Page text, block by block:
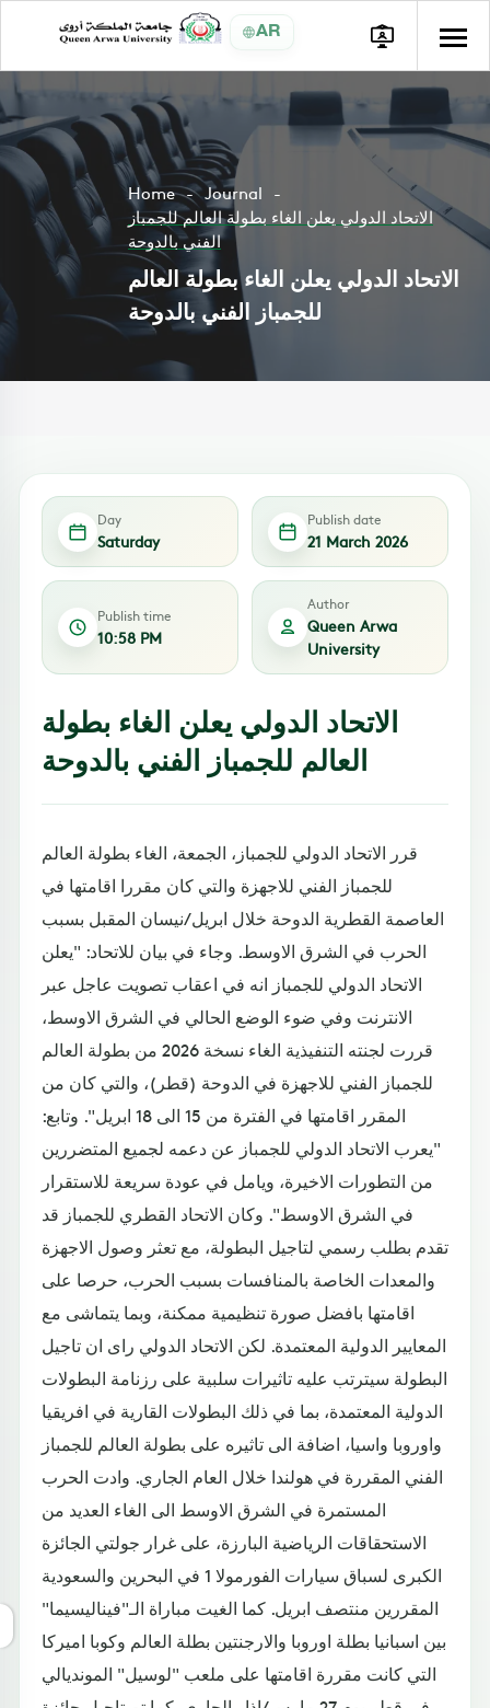
AR
Home
Journal
الاتحاد الدولي يعلن الغاء بطولة العالم للجمباز
الفني بالدوحة
الاتحاد الدولي يعلن الغاء بطولة العالم
للجمباز الفني بالدوحة
Day
Saturday
Publish date
21 March 2026
Publish time
10:58 PM
Author
Queen Arwa
University
الاتحاد الدولي يعلن الغاء بطولة
العالم للجمباز الفني بالدوحة
قرر الاتحاد الدولي للجمباز، الجمعة، الغاء بطولة العالم
للجمباز الفني للاجهزة والتي كان مقررا اقامتها في
العاصمة القطرية الدوحة خلال ابريل/نيسان المقبل بسبب
الحرب في الشرق الاوسط. وجاء في بيان للاتحاد: "يعلن
الاتحاد الدولي للجمباز انه في اعقاب تصويت عاجل عبر
الانترنت وفي ضوء الوضع الحالي في الشرق الاوسط،
قررت لجنته التنفيذية الغاء نسخة 2026 من بطولة العالم
للجمباز الفني للاجهزة في الدوحة (قطر)، والتي كان من
المقرر اقامتها في الفترة من 15 الى 18 ابريل". وتابع:
"يعرب الاتحاد الدولي للجمباز عن دعمه لجميع المتضررين
من التطورات الاخيرة، ويامل في عودة سريعة للاستقرار
في الشرق الاوسط". وكان الاتحاد القطري للجمباز قد
تقدم بطلب رسمي لتاجيل البطولة، مع تعثر وصول الاجهزة
والمعدات الخاصة بالمنافسات بسبب الحرب، حرصا على
اقامتها بافضل صورة تنظيمية ممكنة، وبما يتماشى مع
المعايير الدولية المعتمدة. لكن الاتحاد الدولي راى ان تاجيل
البطولة سيترتب عليه تاثيرات سلبية على رزنامة البطولات
الدولية المعتمدة، بما في ذلك البطولات القارية في افريقيا
واوروبا واسيا، اضافة الى تاثيره على بطولة العالم للجمباز
الفني المقررة في هولندا خلال العام الجاري. وادت الحرب
المستمرة في الشرق الاوسط الى الغاء العديد من
الاستحقاقات الرياضية البارزة، على غرار جولتي الجائزة
الكبرى لسباق سيارات الفورمولا 1 في البحرين والسعودية
المقررين منتصف ابريل. كما الغيت مباراة الـ"فيناليسيما"
بين اسبانيا بطلة اوروبا والارجنتين بطلة العالم وكوبا اميركا
التي كانت مقررة اقامتها على ملعب "لوسيل" المونديالي